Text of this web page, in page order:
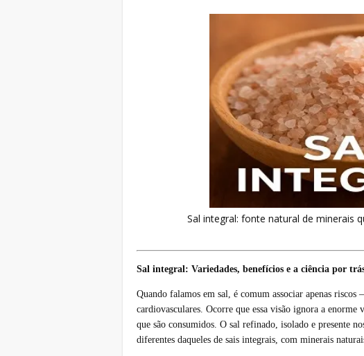
Sal integral: fonte natural de minerais
Sal integral: Variedades, benefícios e a ciência por
Quando falamos em sal, é comum associar apenas
cardiovasculares. Ocorre que essa visão ignora a
que são consumidos. O sal refinado, isolado e presente
diferentes daqueles de sais integrais, com minerais